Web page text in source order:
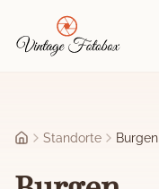
Startseite
Standorte Burgen